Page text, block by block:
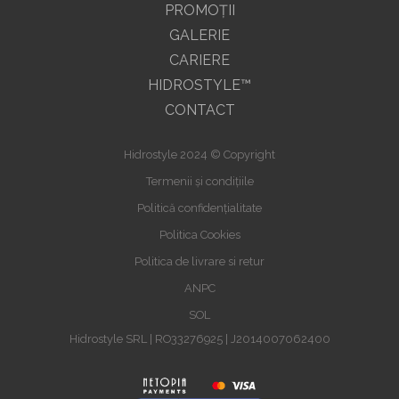
PROMOŢII
GALERIE
CARIERE
HIDROSTYLE™
CONTACT
Hidrostyle 2024 © Copyright
Termenii și condițiile
Politică confidențialitate
Politica Cookies
Politica de livrare si retur
ANPC
SOL
Hidrostyle SRL | RO33276925 | J2014007062400